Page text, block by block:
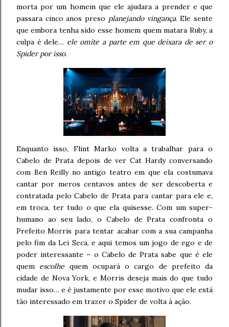
morta por um homem que ele ajudara a prender e que
passara cinco anos preso planejando vingança. Ele sente
que embora tenha sido esse homem quem matara Ruby, a
culpa é dele… ele omite a parte em que deixara de ser o
Spider por isso.
Enquanto isso, Flint Marko volta a trabalhar para o
Cabelo de Prata depois de ver Cat Hardy conversando
com Ben Reilly no antigo teatro em que ela costumava
cantar por meros centavos antes de ser descoberta e
contratada pelo Cabelo de Prata para cantar para ele e,
em troca, ter tudo o que ela quisesse. Com um super-
humano ao seu lado, o Cabelo de Prata confronta o
Prefeito Morris para tentar acabar com a sua campanha
pelo fim da Lei Seca, e aqui temos um jogo de ego e de
poder interessante – o Cabelo de Prata sabe que é ele
quem escolhe quem ocupará o cargo de prefeito da
cidade de Nova York, e Morris deseja mais do que tudo
mudar isso… e é justamente por esse motivo que ele está
tão interessado em trazer o Spider de volta à ação.